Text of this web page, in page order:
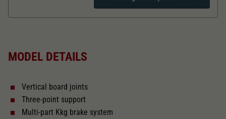
The model has a coupler pocket
2187
Replacement wheel set for AC
MODEL DETAILS
Vertical board joints
Three-point support
Multi-part Kkg brake system
Einstellungen. Unter anderem eine zufällig